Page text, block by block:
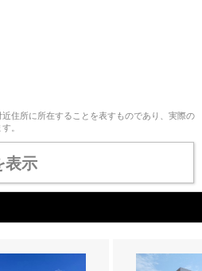
住所に所在することを表すものであり、実際の
。
表示